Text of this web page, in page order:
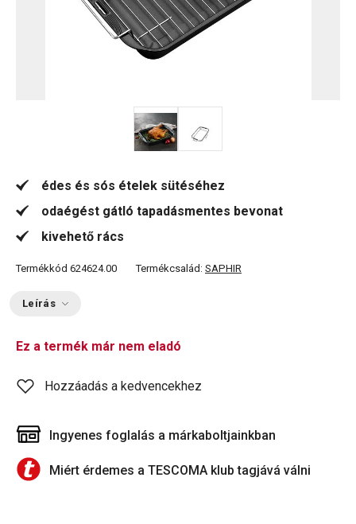
édes és sós ételek sütéséhez
odaégést gátló tapadásmentes bevonat
kivehető rács
Termékkód 624624.00 Termékcsalád: SAPHIR
Leírás
Ez a termék már nem eladó
Hozzáadás a kedvencekhez
Ingyenes foglalás a márkaboltjainkban
Miért érdemes a TESCOMA klub tagjává válni